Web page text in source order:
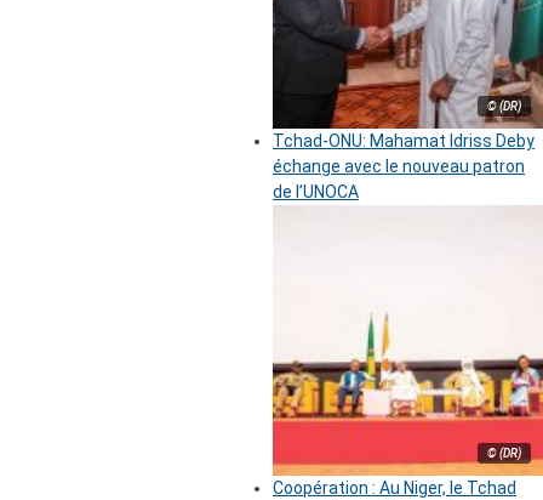
© (DR)
Tchad-ONU: Mahamat Idriss Deby
échange avec le nouveau patron
de l’UNOCA
© (DR)
Coopération : Au Niger, le Tchad